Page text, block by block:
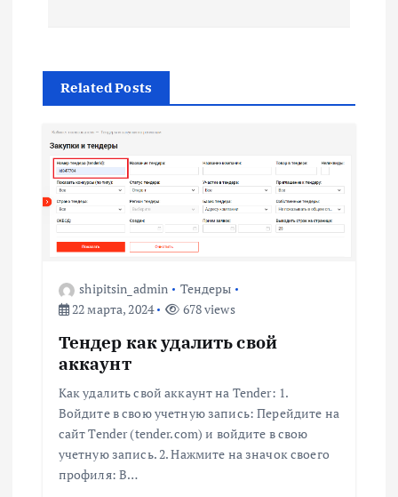
г
ц
и
Related Posts
shipitsin_admin
Тендеры
22 марта, 2024
678 views
Тендер как удалить свой
аккаунт
Как удалить свой аккаунт на Tender: 1.
Войдите в свою учетную запись: Перейдите на
сайт Tender (tender.com) и войдите в свою
учетную запись. 2. Нажмите на значок своего
профиля: В…